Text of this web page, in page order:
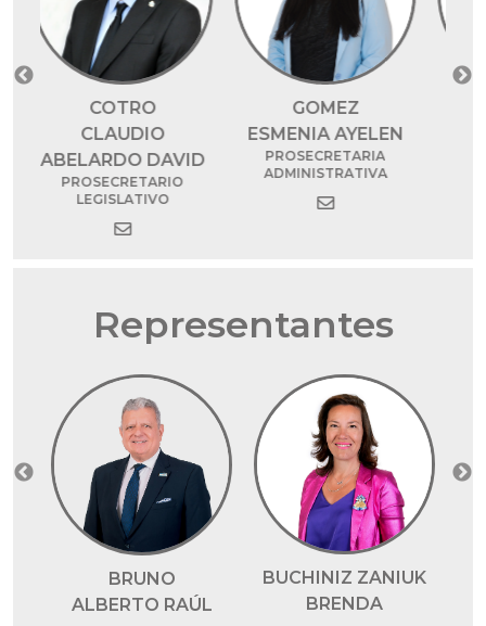
GOMEZ
ESMENIA AYELEN
PROSECRETARIA
ADMINISTRATIVA
REINA
ZULMA GRACIELA
VICEPRESIDENTA 1RA A
CARGO DE LA
Representantes
BUCHINIZ ZANIUK
BRENDA
MONZANI
GUILLERMO
CLAUDIO